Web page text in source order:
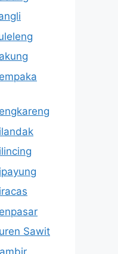
Sawit